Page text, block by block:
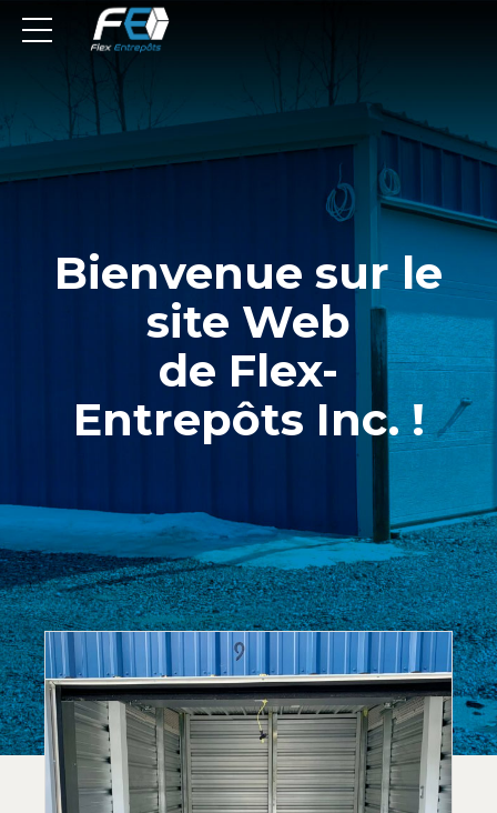
Bienvenue sur le
site Web
de Flex-
Entrepôts Inc. !